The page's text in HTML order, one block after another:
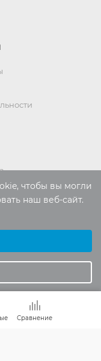
97
06
kover.ru
kover.ru
Сравнение
чтобы вы могли
наш веб-сайт.